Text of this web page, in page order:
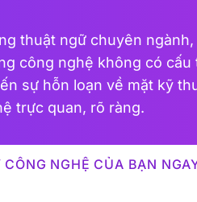
thuật ngữ chuyên
công nghệ không có cấu
sự hỗn loạn về mặt kỹ
trực quan, rõ ràng.
NGHỆ CỦA BẠN